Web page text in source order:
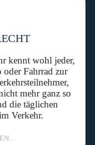
kennt wohl jeder,
Fahrrad zur
mehr ganz so
die täglichen
Verkehr.